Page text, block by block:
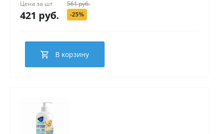
Цена за шт
421 руб.
561 руб.
-25%
В корзину